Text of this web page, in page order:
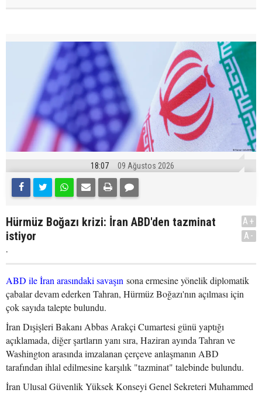
18:07 09 Ağustos 2026
Hürmüz Boğazı krizi: İran ABD'den tazminat
istiyor
.
A+
A-
ABD ile İran arasındaki savaşın sona ermesine yönelik diplomatik
çabalar devam ederken Tahran, Hürmüz Boğazı'nın açılması için
çok sayıda talepte bulundu.
İran Dışişleri Bakanı Abbas Arakçi Cumartesi günü yaptığı
açıklamada, diğer şartların yanı sıra, Haziran ayında Tahran ve
Washington arasında imzalanan çerçeve anlaşmanın ABD
tarafından ihlal edilmesine karşılık "tazminat" talebinde bulundu.
İran Ulusal Güvenlik Yüksek Konseyi Genel Sekreteri Muhammed